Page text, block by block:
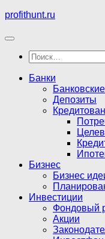
Перейти
содержимому
profithunt.ru
Найти:
Банки
Депозиты
Бизнес
Бизнес
Инвестиции
Фондовый
Акции